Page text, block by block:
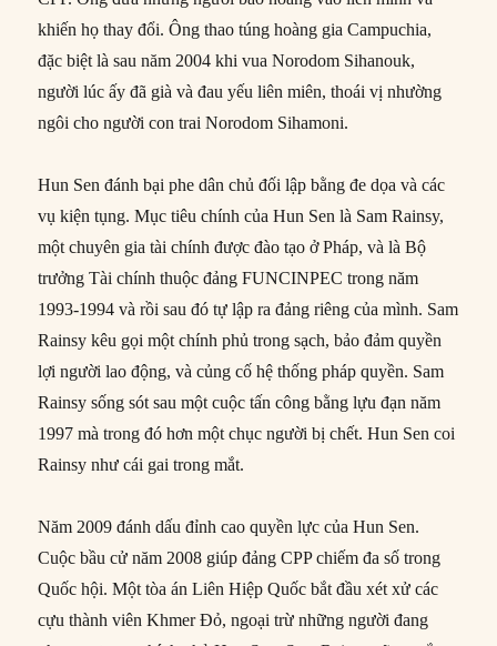
khiến họ thay đổi. Ông thao túng hoàng gia Campuchia,
đặc biệt là sau năm 2004 khi vua Norodom Sihanouk,
người lúc ấy đã già và đau yếu liên miên, thoái vị nhường
ngôi cho người con trai Norodom Sihamoni.
Hun Sen đánh bại phe dân chủ đối lập bằng đe dọa và các
vụ kiện tụng. Mục tiêu chính của Hun Sen là Sam Rainsy,
một chuyên gia tài chính được đào tạo ở Pháp, và là Bộ
trưởng Tài chính thuộc đảng FUNCINPEC trong năm
1993-1994 và rồi sau đó tự lập ra đảng riêng của mình. Sam
Rainsy kêu gọi một chính phủ trong sạch, bảo đảm quyền
lợi người lao động, và củng cố hệ thống pháp quyền. Sam
Rainsy sống sót sau một cuộc tấn công bằng lựu đạn năm
1997 mà trong đó hơn một chục người bị chết. Hun Sen coi
Rainsy như cái gai trong mắt.
Năm 2009 đánh dấu đỉnh cao quyền lực của Hun Sen.
Cuộc bầu cử năm 2008 giúp đảng CPP chiếm đa số trong
Quốc hội. Một tòa án Liên Hiệp Quốc bắt đầu xét xử các
cựu thành viên Khmer Đỏ, ngoại trừ những người đang